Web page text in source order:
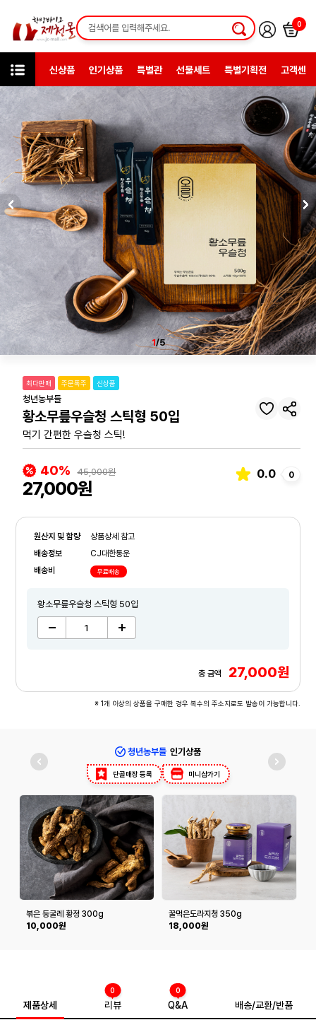
0
신상품 인기상품 특별관 선물세트 특별기획전 고객센터
청년농부들
1/5
최다판매 주문폭주 신상품
청년농부들
황소무릎우슬청 스틱형 50입
먹기 간편한 우슬청 스틱!
40% 45,000원
27,000원
0.0 0
원산지 및 함량
상품상세 참고
배송정보
CJ대한통운
배송비
무료배송
황소무릎우슬청 스틱형 50입
총 금액 27,000원
※ 1개 이상의 상품을 구매한 경우 복수의 주소지로도 발송이 가능합니다.
청년농부들 인기상품
단골매장 등록 미니샵가기
볶은 둥굴레 황정 300g
10,000원
꿀먹은도라지청 350g
18,000원
제품상세 리뷰
0
Q&A
0
배송/교환/반품